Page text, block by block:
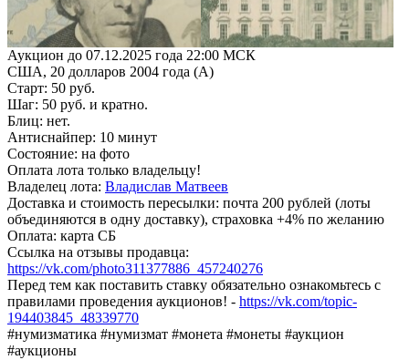
Аукцион до 07.12.2025 года 22:00 МСК
США, 20 долларов 2004 года (А)
Старт: 50 руб.
Шаг: 50 руб. и кратно.
Блиц: нет.
Антиснайпер: 10 минут
Состояние: на фото
Оплата лота только владельцу!
Владелец лота: Владислав Матвеев
Доставка и стоимость пересылки: почта 200 рублей (лоты
объединяются в одну доставку), страховка +4% по желанию
Оплата: карта СБ
Ссылка на отзывы продавца:
https://vk.com/photo311377886_457240276
Перед тем как поставить ставку обязательно ознакомьтесь с
правилами проведения аукционов! - https://vk.com/topic-
194403845_48339770
#нумизматика #нумизмат #монета #монеты #аукцион
#аукционы